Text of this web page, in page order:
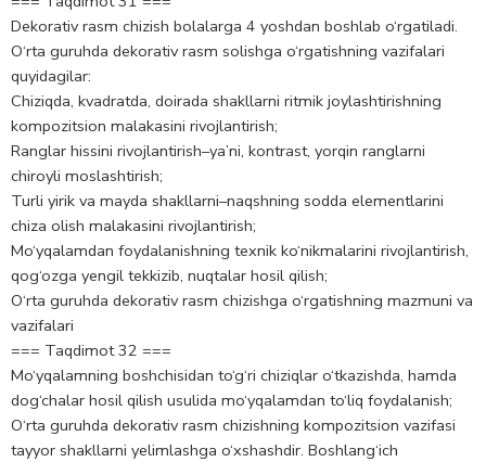
Dekorativ rasm chizish bolalarga 4 yoshdan boshlab o‘rgatiladi.
O‘rta guruhda dekorativ rasm solishga o‘rgatishning vazifalari
quyidagilar:
Chiziqda, kvadratda, doirada shakllarni ritmik joylashtirishning
kompozitsion malakasini rivojlantirish;
Ranglar hissini rivojlantirish–ya’ni, kontrast, yorqin ranglarni
chiroyli moslashtirish;
Turli yirik va mayda shakllarni–naqshning sodda elementlarini
chiza olish malakasini rivojlantirish;
Mo‘yqalamdan foydalanishning texnik ko‘nikmalarini rivojlantirish,
qog‘ozga yengil tekkizib, nuqtalar hosil qilish;
O‘rta guruhda dekorativ rasm chizishga o‘rgatishning mazmuni va
vazifalari
=== Taqdimot 32 ===
Mo‘yqalamning boshchisidan to‘g‘ri chiziqlar o‘tkazishda, hamda
dog‘chalar hosil qilish usulida mo‘yqalamdan to‘liq foydalanish;
O‘rta guruhda dekorativ rasm chizishning kompozitsion vazifasi
tayyor shakllarni yelimlashga o‘xshashdir. Boshlang‘ich